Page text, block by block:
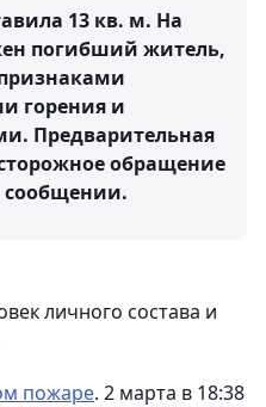
13 кв. м. На
погибший житель,
горения и
Предварительная
обращение
сообщении.
личного состава и
пожаре. 2 марта в 18:38